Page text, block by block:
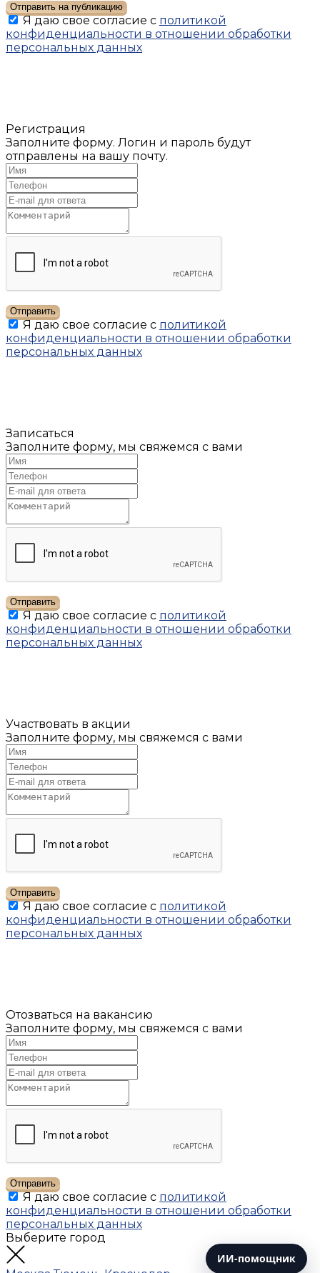
Отправить на публикацию
Я даю свое согласие с политикой
конфиденциальности в отношении обработки
персональных данных
Регистрация
Заполните форму. Логин и пароль будут
отправлены на вашу почту.
Отправить
Я даю свое согласие с политикой
конфиденциальности в отношении обработки
персональных данных
Записаться
Заполните форму, мы свяжемся с вами
Отправить
Я даю свое согласие с политикой
конфиденциальности в отношении обработки
персональных данных
Участвовать в акции
Заполните форму, мы свяжемся с вами
Отправить
Я даю свое согласие с политикой
конфиденциальности в отношении обработки
персональных данных
Отозваться на вакансию
Заполните форму, мы свяжемся с вами
Отправить
Я даю свое согласие с политикой
конфиденциальности в отношении обработки
персональных данных
Выберите город
ИИ-помощник